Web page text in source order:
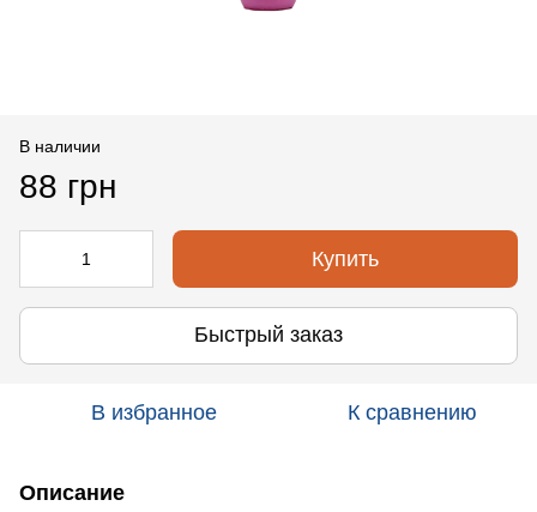
В наличии
88 грн
Купить
Быстрый заказ
В избранное К сравнению
Описание